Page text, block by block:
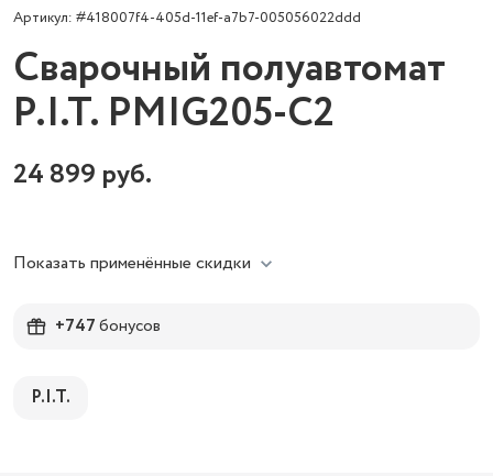
Артикул: #418007f4-405d-11ef-a7b7-005056022ddd
Сварочный полуавтомат
P.I.T. PMIG205-С2
24 899 руб.
Показать применённые скидки
+747бонусов
P.I.T.